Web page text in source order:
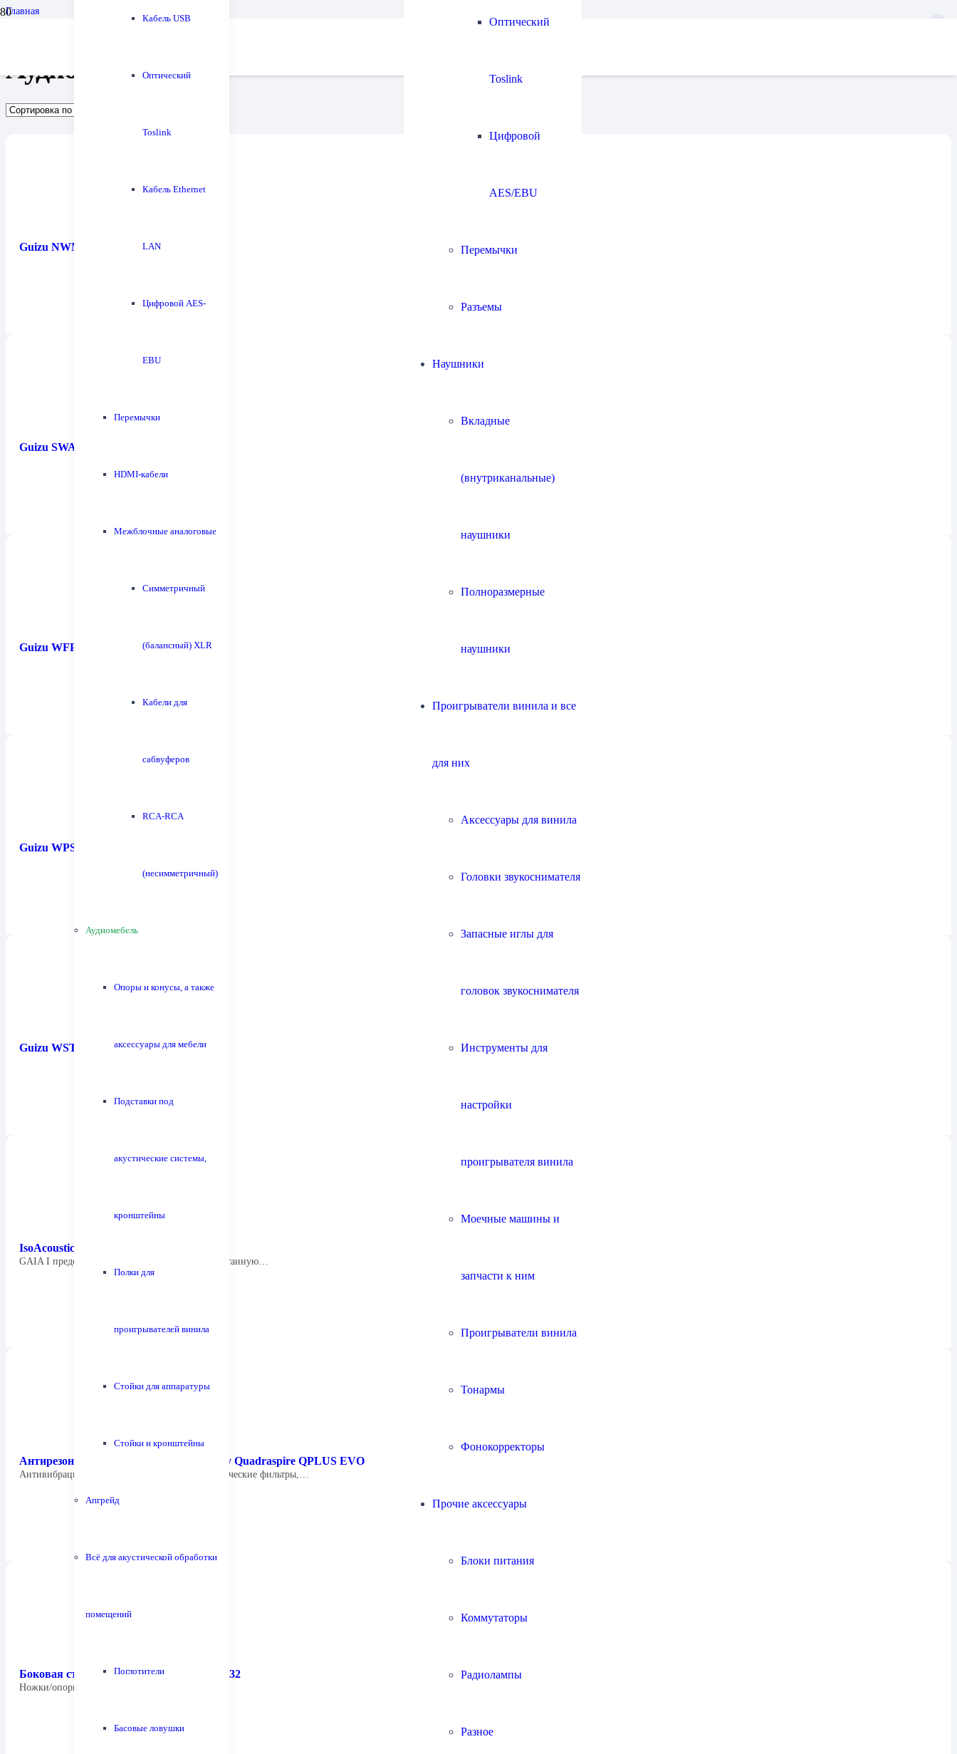
Кабель USB
Оптический
Toslink
Кабель Ethernet
LAN
Цифровой AES-
EBU
Перемычки
HDMI-кабели
Межблочные аналоговые
Симметричный
(балансный) XLR
Кабели для
сабвуферов
RCA-RCA
(несимметричный)
Аудиомебель
Опоры и конусы, а также
аксессуары для мебели
Подставки под
акустические системы,
кронштейны
Полки для
проигрывателей винила
Стойки для аппаратуры
Стойки и кронштейны
Апгрейд
Всё для акустической обработки
помещений
Поглотители
Басовые ловушки
Оптический
Toslink
Цифровой
AES/EBU
Перемычки
Разъемы
Наушники
Вкладные
(внутриканальные)
наушники
Полноразмерные
наушники
Проигрыватели винила и все
для них
Аксессуары для винила
Головки звукоснимателя
Запасные иглы для
головок звукоснимателя
Инструменты для
настройки
проигрывателя винила
Моечные машины и
запчасти к ним
Проигрыватели винила
Тонармы
Фонокорректоры
Прочие аксессуары
Блоки питания
Коммутаторы
Радиолампы
Разное
Главная
Аудиомебель
Guizu NWM-3A
Guizu SWAV-2AL
Guizu WFP-3A
Guizu WPS-2B
Guizu WST-3P
IsoAcoustics — Gaia I
GAIA I представляет собой механически обработанную…
Антирезонансные опоры под аппаратуру Quadraspire QPLUS EVO
Антивибрационные опоры работают как механические фильтры,…
Боковая стойка Quadraspire Columns SV32
Ножки/опоры диаметром 32 мм. Высотой 100…